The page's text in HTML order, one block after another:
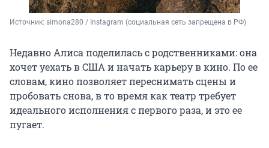
Источник: simona280 / Instagram (социальная сеть запрещена в РФ)
Недавно Алиса поделилась с родственниками: она
хочет уехать в США и начать карьеру в кино. По ее
словам, кино позволяет переснимать сцены и
пробовать снова, в то время как театр требует
идеального исполнения с первого раза, и это ее
пугает.